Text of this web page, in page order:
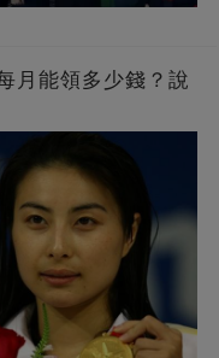
月能領多少錢？說